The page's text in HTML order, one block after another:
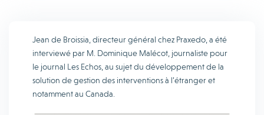
Jean de Broissia, directeur général chez Praxedo, a été
interviewé par M. Dominique Malécot, journaliste pour
le journal Les Echos, au sujet du développement de la
solution de gestion des interventions à l’étranger et
notamment au Canada.